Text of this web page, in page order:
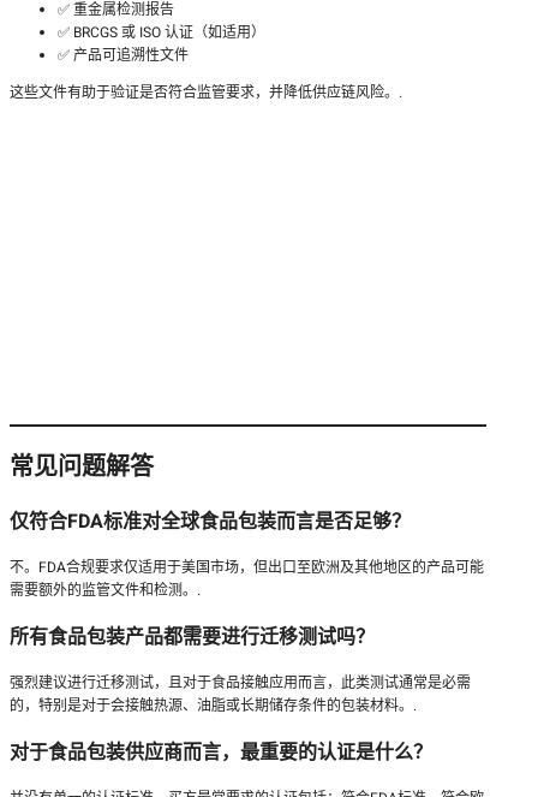
✅ 重金属检测报告
✅ BRCGS 或 ISO 认证（如适用）
✅ 产品可追溯性文件
这些文件有助于验证是否符合监管要求，并降低供应链风险。.
常见问题解答
仅符合FDA标准对全球食品包装而言是否足够？
不。FDA合规要求仅适用于美国市场，但出口至欧洲及其他地区的产品可能
需要额外的监管文件和检测。.
所有食品包装产品都需要进行迁移测试吗？
强烈建议进行迁移测试，且对于食品接触应用而言，此类测试通常是必需
的，特别是对于会接触热源、油脂或长期储存条件的包装材料。.
对于食品包装供应商而言，最重要的认证是什么？